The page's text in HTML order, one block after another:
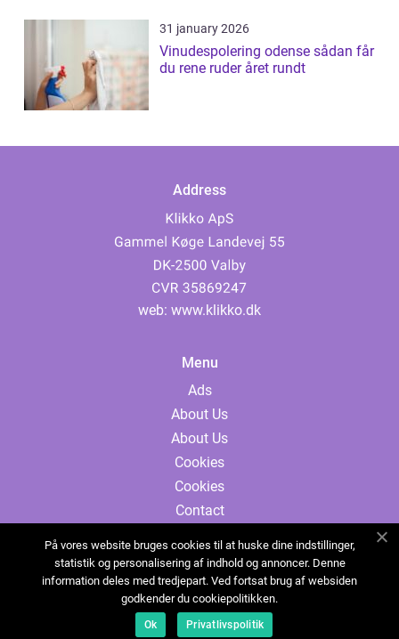
31 january 2026
Vinudespolering odense sådan får
du rene ruder året rundt
Address
web: www.klikko.dk
Menu
Ads
About Us
About Us
Cookies
Cookies
Contact
Sitemap
Sitemap
Ads
På vores website bruges cookies til at huske dine indstillinger,
statistik og personalisering af indhold og annoncer. Denne
information deles med tredjepart. Ved fortsat brug af websiden
godkender du cookiepolitikken.
Ok Privatlivspolitik